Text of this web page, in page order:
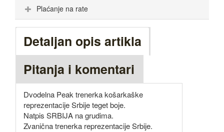
Plaćanje na rate
Detaljan opis artikla
Pitanja i komentari
Dvodelna Peak trenerka košarkaške
reprezentacije Srbije teget boje.
Natpis SRBIJA na grudima.
Zvanična trenerka reprezentacije Srbije.